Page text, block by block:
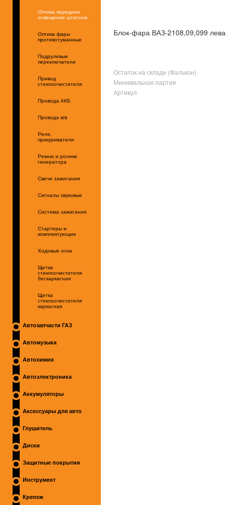
Оптика переднее
освещение штатное
Оптика фары
противотуманные
Подрулевые
переключатели
Привод
стеклоочистителя
Провода АКБ
Провода в/в
Реле,
прикуриватели
Ремни и ролики
генератора
Свечи зажигания
Сигналы звуковые
Система зажигания
Стартеры и
комплектующие
Ходовые огни
Щетка
стеклоочистителя
бескаркасная
Щетка
стеклоочистителя
каркасная
Автозапчасти ГАЗ
Автомузыка
Автохимия
Автоэлектроника
Аккумуляторы
Аксессуары для авто
Глушитель
Диски
Защитные покрытия
Инструмент
Крепеж
Блок-фара ВАЗ-2108,09,099
Остаток на складе (Фалькон)
Минимальная партия
Артикул